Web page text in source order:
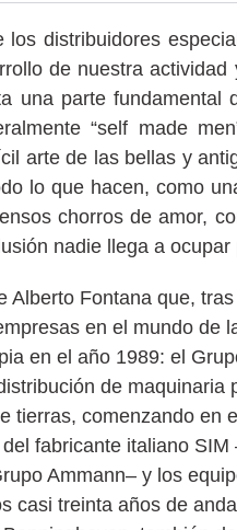
los distribuidores
de nuestra
una parte fundamental
“self made
arte de las bellas y
lo que hacen, como
chorros de amor,
nadie llega a
Alberto Fontana que,
en el mundo de
en el año 1989: el
de maquinaria
tierras, comenzando en
fabricante italiano
Ammann– y los
casi treinta años de